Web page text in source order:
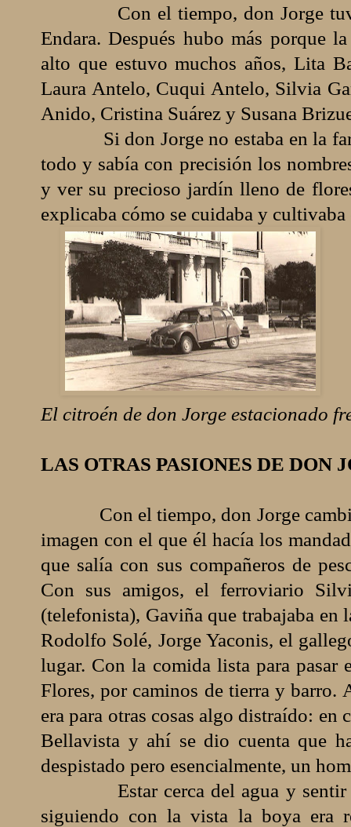
Con el tiempo, don Jorge
Endara. Después hubo más porque
alto que estuvo muchos años, Lita
Laura Antelo, Cuqui Antelo, Silvia
Anido, Cristina Suárez y Susana
Si don Jorge no estaba en la
todo y sabía con precisión los
y ver su precioso jardín lleno de
explicaba cómo se cuidaba y cultivaba
El citroén de don Jorge estacionado
LAS OTRAS PASIONES DE DON
Con el tiempo, don Jorge
imagen con el que él hacía los
que salía con sus compañeros de
Con sus amigos, el ferroviario
(telefonista), Gaviña que trabajaba en
Rodolfo Solé, Jorge Yaconis, el
lugar. Con la comida lista para
Flores, por caminos de tierra y barro.
era para otras cosas algo distraído: en
Bellavista y ahí se dio cuenta que
despistado pero esencialmente, un
Estar cerca del agua y
siguiendo con la vista la boya era